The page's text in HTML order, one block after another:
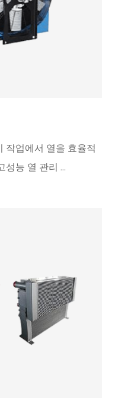
작업에서 열을 효율적
성능 열 관리 ...